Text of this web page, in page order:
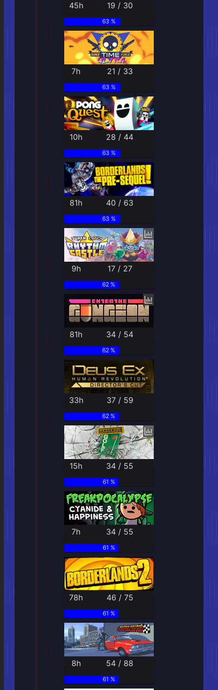
45h 19 / 30
63 %
7h 21 / 33
63 %
10h 28 / 44
63 %
81h 40 / 63
63 %
9h 17 / 27
62 %
81h 34 / 54
62 %
33h 37 / 59
62 %
15h 34 / 55
61 %
7h 34 / 55
61 %
78h 46 / 75
61 %
8h 54 / 88
61 %